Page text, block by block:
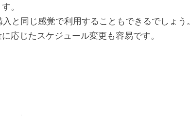
。
と同じ感覚で利用することもできるでしょう。
応じたスケジュール変更も容易です。